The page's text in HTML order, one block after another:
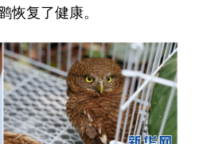
恢复了健康。